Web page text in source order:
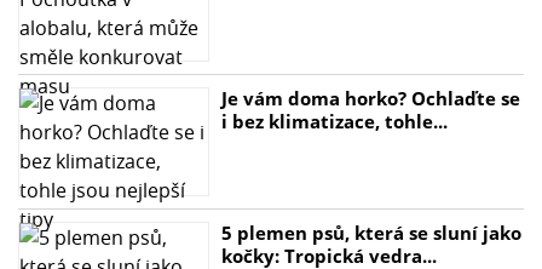
Je vám doma horko? Ochlaďte se
i bez klimatizace, tohle...
5 plemen psů, která se sluní jako
kočky: Tropická vedra...